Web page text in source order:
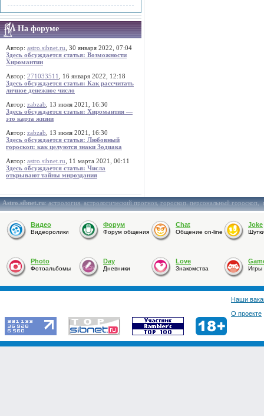
На форуме
Автор: astro.sibnet.ru , 30 января 2022, 07:04
Здесь обсуждается статья: Возможности
Хиромантии
Автор: 271033511
, 16 января 2022, 12:18
Здесь обсуждается статья: Как рассчитать
личное денежное число
Автор: zabzab , 13 июля 2021, 16:30
Здесь обсуждается статья: Хиромантия —
это карта жизни
Автор: zabzab , 13 июля 2021, 16:30
Здесь обсуждается статья: Любовный
гороскоп: как целуются знаки Зодиака
Автор: astro.sibnet.ru , 11 марта 2021, 00:11
Здесь обсуждается статья: Числа
открывают тайны мироздания
Astro.sibnet.ru:астрология,астрологический прогноз,гороскоп,персональный гороскоп,
Видео
Видеоролики
Форум
Форум общения
Chat
Общение on-line
Joke
Photo
Фотоальбомы
Day
Дневники
Love
Знакомства Игры
Наши
О проекте